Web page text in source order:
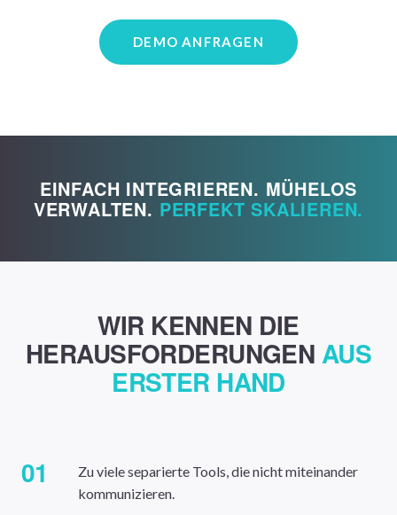
DEMO ANFRAGEN
EINFACH INTEGRIEREN. MÜHELOS
VERWALTEN. PERFEKT SKALIEREN.
WIR KENNEN DIE
HERAUSFORDERUNGENAUS
ERSTER HAND
01
Zu viele separierte Tools, die nicht miteinander
kommunizieren.